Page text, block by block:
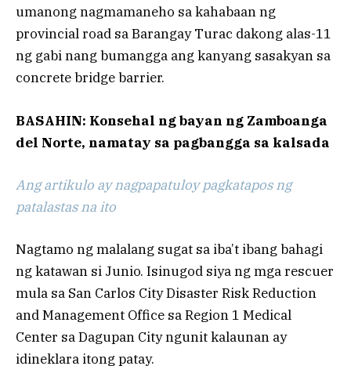
umanong nagmamaneho sa kahabaan ng
provincial road sa Barangay Turac dakong alas-11
ng gabi nang bumangga ang kanyang sasakyan sa
concrete bridge barrier.
BASAHIN: Konsehal ng bayan ng Zamboanga
del Norte, namatay sa pagbangga sa kalsada
Ang artikulo ay nagpapatuloy pagkatapos ng
patalastas na ito
Nagtamo ng malalang sugat sa iba’t ibang bahagi
ng katawan si Junio. Isinugod siya ng mga rescuer
mula sa San Carlos City Disaster Risk Reduction
and Management Office sa Region 1 Medical
Center sa Dagupan City ngunit kalaunan ay
idineklara itong patay.